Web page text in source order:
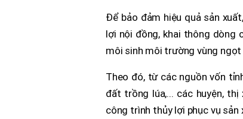
Để bảo đảm hiệu quả sản
lợi nội đồng, khai thông dòng
môi sinh môi trường vùng
Theo đó, từ các nguồn vốn
đất trồng lúa,... các huyện,
công trình thủy lợi phục vụ